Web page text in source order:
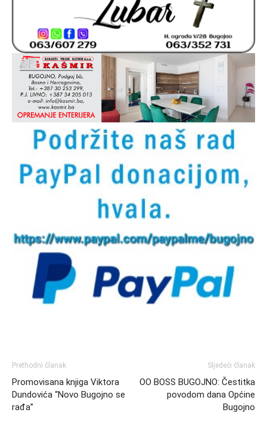
Prethodni članak
Promovisana knjiga Viktora
Dundovića “Novo Bugojno se
rađa”
Sljedeći članak
OO BOSS BUGOJNO: Čestitka
povodom dana Općine
Bugojno